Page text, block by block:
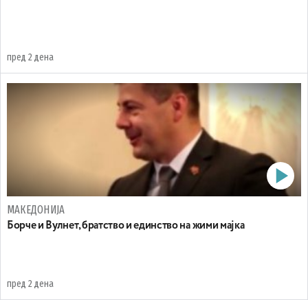
пред 2 дена
МАКЕДОНИЈА
Борче и Вулнет, братство и единство на жими мајка
пред 2 дена